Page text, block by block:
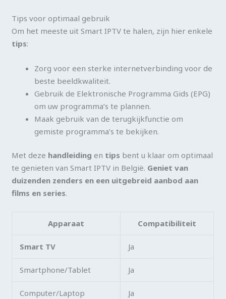
Tips voor optimaal gebruik
Om het meeste uit Smart IPTV te halen, zijn hier enkele
tips:
Zorg voor een sterke internetverbinding voor de
beste beeldkwaliteit.
Gebruik de Elektronische Programma Gids (EPG)
om uw programma’s te plannen.
Maak gebruik van de terugkijkfunctie om
gemiste programma’s te bekijken.
Met deze handleiding en tips bent u klaar om optimaal
te genieten van Smart IPTV in België. Geniet van
duizenden zenders en een uitgebreid aanbod aan
films en series.
Apparaat Compatibiliteit
Smart TV Ja
Smartphone/Tablet Ja
Computer/Laptop Ja